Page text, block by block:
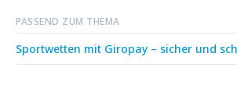
PASSEND ZUM THEMA
Sportwetten mit Giropay – sicher und